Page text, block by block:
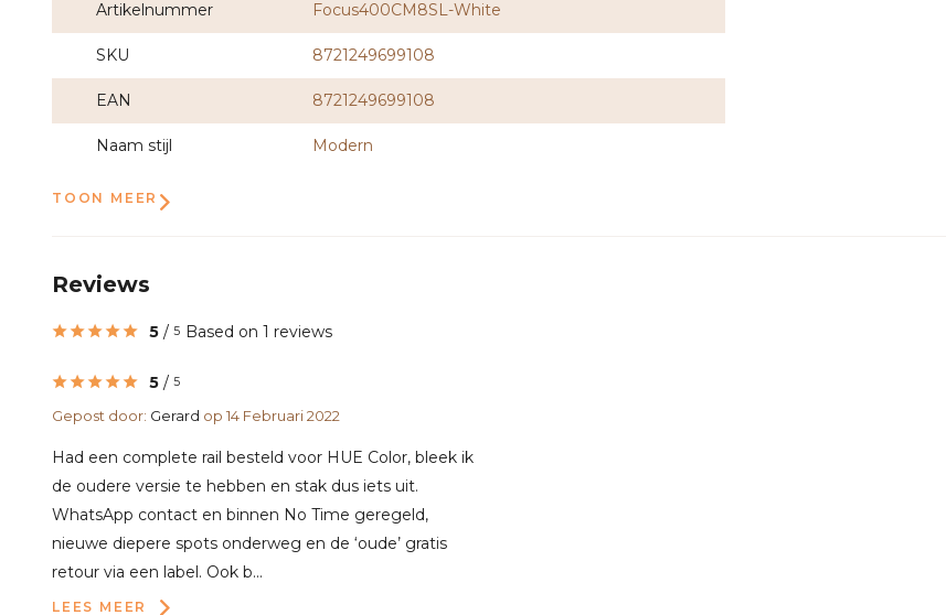
Artikelnummer Focus400CM8SL-White
SKU 8721249699108
EAN 8721249699108
Naam stijl Modern
TOON MEER
Reviews
5 / 5 Based on 1 reviews
5 / 5
Gepost door: Gerard op 14 Februari 2022
Had een complete rail besteld voor HUE Color, bleek ik
de oudere versie te hebben en stak dus iets uit.
WhatsApp contact en binnen No Time geregeld,
nieuwe diepere spots onderweg en de ‘oude’ gratis
retour via een label. Ook b...
LEES MEER